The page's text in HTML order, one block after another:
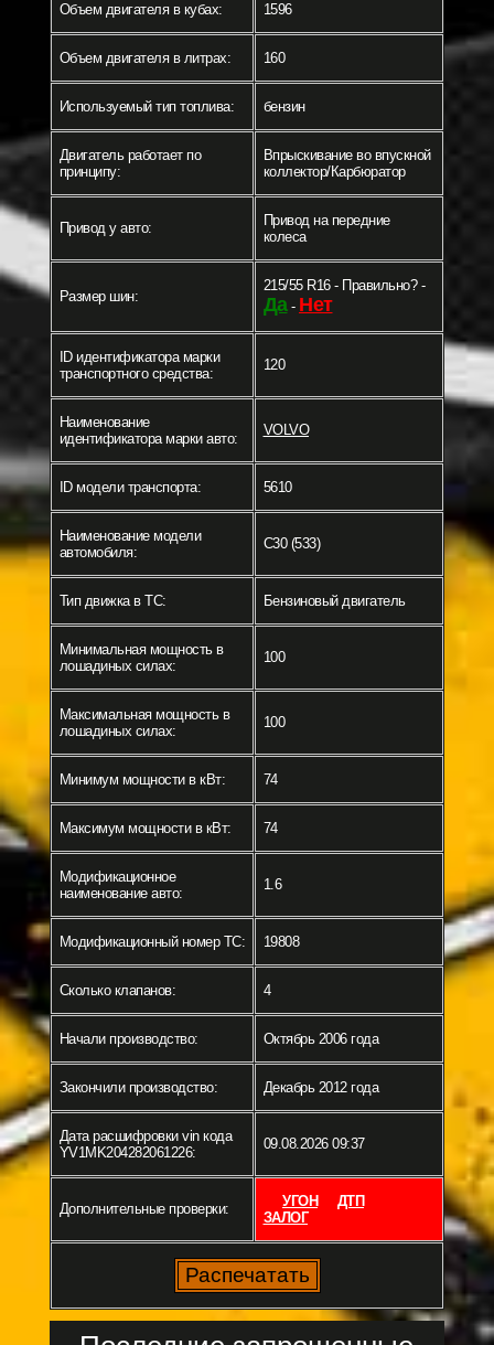
Объем двигателя в кубах: 1596
Объем двигателя в литрах: 160
Используемый тип топлива: бензин
Двигатель работает по
принципу:
Впрыскивание во впускной
коллектор/Карбюратор
Привод у авто:
Привод на передние
колеса
Размер шин:
215/55 R16 - Правильно? -
Да- Нет
ID идентификатора марки
транспортного средства:
120
Наименование
идентификатора марки авто:
VOLVO
ID модели транспорта: 5610
Наименование модели
автомобиля:
C30 (533)
Тип движка в ТС: Бензиновый двигатель
Минимальная мощность в
лошадиных силах:
100
Максимальная мощность в
лошадиных силах:
100
Минимум мощности в кВт: 74
Максимум мощности в кВт: 74
Модификационное
наименование авто:
1.6
Модификационный номер ТС: 19808
Сколько клапанов: 4
Начали производство: Октябрь 2006 года
Закончили производство: Декабрь 2012 года
Дата расшифровки vin кода
YV1MK204282061226:
09.08.2026 09:37
Дополнительные проверки: УГОН
ДТП
ЗАЛОГ